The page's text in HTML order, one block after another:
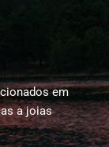
em
a joias